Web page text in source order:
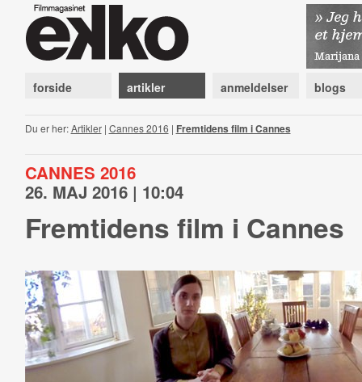
forside artikler anmeldelser blogs
Du er her:Artikler| Cannes 2016 | Fremtidens film i Cannes
CANNES 2016
26. MAJ 2016 | 10:04
Fremtidens film i Cannes